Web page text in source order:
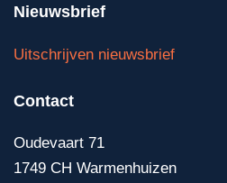
Nieuwsbrief
Uitschrijven nieuwsbrief
Contact
Oudevaart 71
1749 CH Warmenhuizen